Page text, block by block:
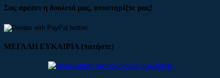
Σας αρέσει η δουλειά μας, υποστηρίξτε μας!
ΜΕΓΑΛΗ ΕΥΚΑΙΡΙΑ (πατήστε)